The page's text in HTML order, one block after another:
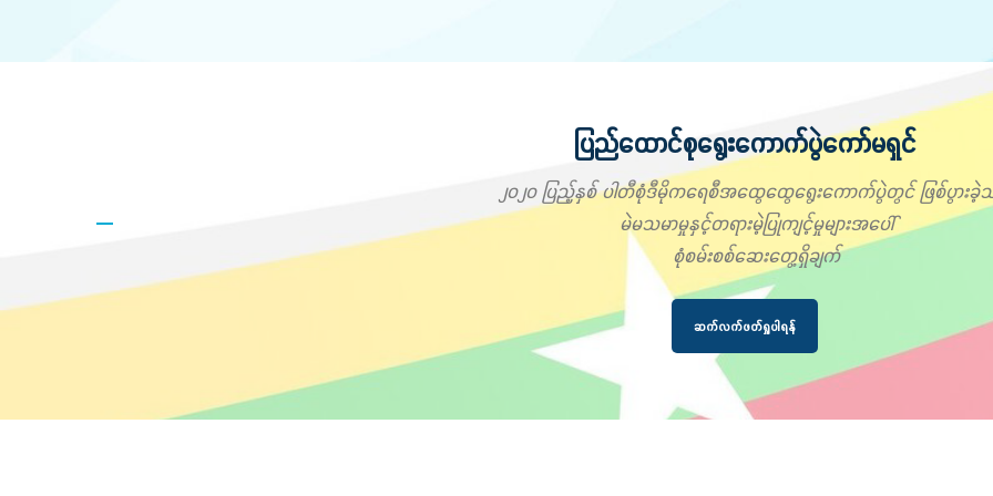
ပြည်ထောင်စုရွေးကောက်ပွဲကော်မရှင်
၂၀၂၀ ပြည့်နှစ် ပါတီစုံဒီမိုကရေစီအထွေထွေရွေးကောက်ပွဲတွင် ဖြစ်ပွား
မဲမသမာမှုနှင့်တရားမဲ့ပြုကျင့်မှုများအပေါ်
စုံစမ်းစစ်ဆေးတွေ့ရှိချက်
ဆက်လက်ဖတ်ရှုပါရန်